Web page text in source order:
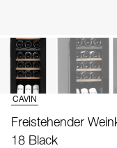
CAVIN
Freistehender
18 Black